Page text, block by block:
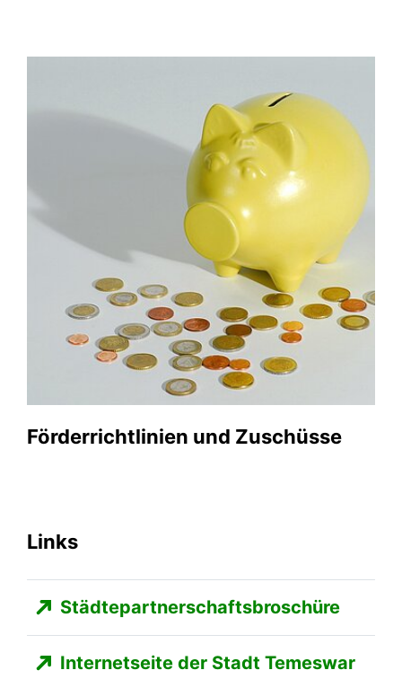
Förderrichtlinien und Zuschüsse
Links
Städtepartnerschaftsbroschüre
Internetseite der Stadt Temeswar